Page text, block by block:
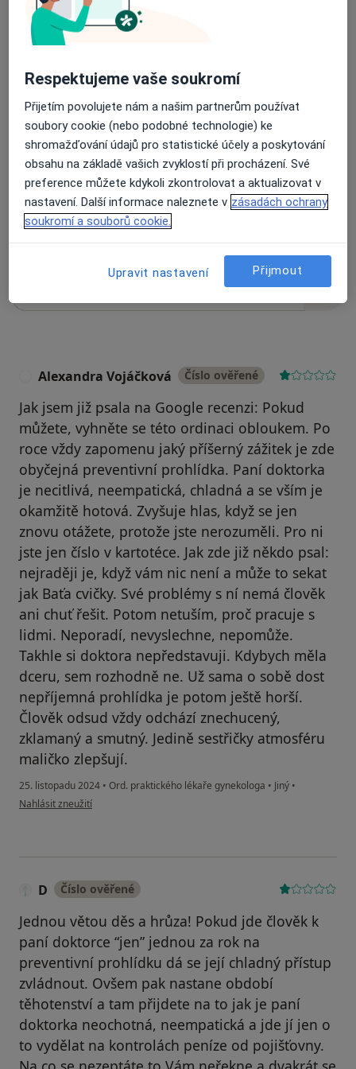
Recenze pacientů jsou pro nás důležité.
Specialisté nemají možnost zaplatit za
odstranění nebo změnu recenze pacienta.
Další informace.Další informace o názorech
Hledejte v názorech
Alexandra Vojáčková Číslo ověřené
Jak jsem již psala na Google recenzi: Pokud
můžete, vyhněte se této ordinaci obloukem. Po
roce vždy zapomenu jaký příšerný zážitek je zde
obyčejná preventivní prohlídka. Paní doktorka
je necitlivá, neempatická, chladná a se vším je
okamžitě hotová. Zvyšuje hlas, když se jen
znovu otážete, protože jste nerozuměli. Pro ni
jste jen číslo v kartotéce. Jak zde již někdo psal:
nejraději je, když vám nic není a může to sekat
jak Baťa cvičky. Své problémy s ní nemá člověk
ani chuť řešit. Potom netuším, proč pracuje s
lidmi. Neporadí, nevyslechne, nepomůže.
Takhle si doktora nepředstavuji. Kdybych měla
dceru, sem rozhodně ne. Už sama o sobě dost
nepříjemná prohlídka je potom ještě horší.
Člověk odsud vždy odchází znechucený,
zklamaný a smutný. Jedině sestřičky atmosféru
maličko zlepšují.
25. listopadu 2024 • Ord. praktického lékaře gynekologa • Jiný •
podle názoru uživatele Alexandra Vojáčková
Nahlásit zneužití
D Číslo ověřené
Jednou větou děs a hrůza! Pokud jde člověk k
paní doktorce “jen” jednou za rok na
preventivní prohlídku dá se její chladný přístup
zvládnout. Ovšem pak nastane období
těhotenství a tam přijdete na to jak je paní
doktorka neochotná, neempatická a jde jí jen o
to vydělat na kontrolách peníze od pojišťovny.
Respektujeme vaše soukromí
Přijetím povolujete nám a našim partnerům používat
soubory cookie (nebo podobné technologie) ke
shromažďování údajů pro statistické účely a poskytování
obsahu na základě vašich zvyklostí při procházení. Své
preference můžete kdykoli zkontrolovat a aktualizovat v
nastavení. Další informace naleznete v zásadách ochrany
soukromí a souborů cookie.
Upravit nastavení Přijmout